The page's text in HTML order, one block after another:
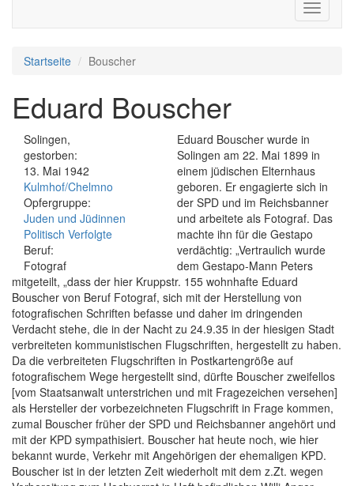
Startseite Bouscher
Eduard Bouscher
Solingen,
gestorben:
13. Mai 1942
Kulmhof/Chelmno
Opfergruppe:
Juden und Jüdinnen
Politisch Verfolgte
Beruf:
Fotograf
Eduard Bouscher wurde in
Solingen am 22. Mai 1899 in
einem jüdischen Elternhaus
geboren. Er engagierte sich in
der SPD und im Reichsbanner
und arbeitete als Fotograf. Das
machte ihn für die Gestapo
verdächtig: „Vertraulich wurde
dem Gestapo-Mann Peters
mitgeteilt, „dass der hier Kruppstr. 155 wohnhafte Eduard
Bouscher von Beruf Fotograf, sich mit der Herstellung von
fotografischen Schriften befasse und daher im dringenden
Verdacht stehe, die in der Nacht zu 24.9.35 in der hiesigen Stadt
verbreiteten kommunistischen Flugschriften, hergestellt zu haben.
Da die verbreiteten Flugschriften in Postkartengröße auf
fotografischem Wege hergestellt sind, dürfte Bouscher zweifellos
[vom Staatsanwalt unterstrichen und mit Fragezeichen versehen]
als Hersteller der vorbezeichneten Flugschrift in Frage kommen,
zumal Bouscher früher der SPD und Reichsbanner angehört und
mit der KPD sympathisiert. Bouscher hat heute noch, wie hier
bekannt wurde, Verkehr mit Angehörigen der ehemaligen KPD.
Bouscher ist in der letzten Zeit wiederholt mit dem z.Zt. wegen